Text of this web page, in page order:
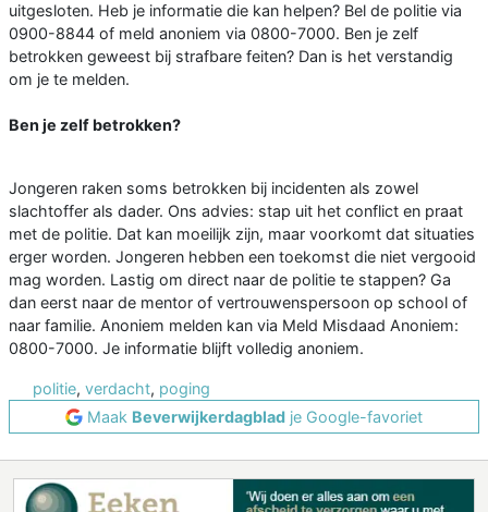
uitgesloten. Heb je informatie die kan helpen? Bel de politie via
0900-8844 of meld anoniem via 0800-7000. Ben je zelf
betrokken geweest bij strafbare feiten? Dan is het verstandig
om je te melden.
Ben je zelf betrokken?
Jongeren raken soms betrokken bij incidenten als zowel
slachtoffer als dader. Ons advies: stap uit het conflict en praat
met de politie. Dat kan moeilijk zijn, maar voorkomt dat situaties
erger worden. Jongeren hebben een toekomst die niet vergooid
mag worden. Lastig om direct naar de politie te stappen? Ga
dan eerst naar de mentor of vertrouwenspersoon op school of
naar familie. Anoniem melden kan via Meld Misdaad Anoniem:
0800-7000. Je informatie blijft volledig anoniem.
politie, verdacht, poging
Maak Beverwijkerdagblad je Google-favoriet